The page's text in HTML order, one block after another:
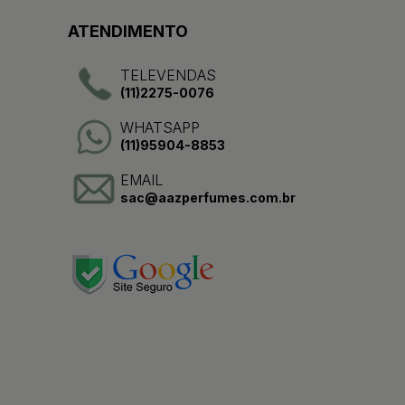
ATENDIMENTO
TELEVENDAS
(11)2275-0076
WHATSAPP
(11)95904-8853
EMAIL
sac@aazperfumes.com.br